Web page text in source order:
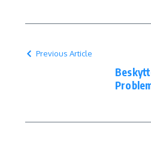
Previous Article